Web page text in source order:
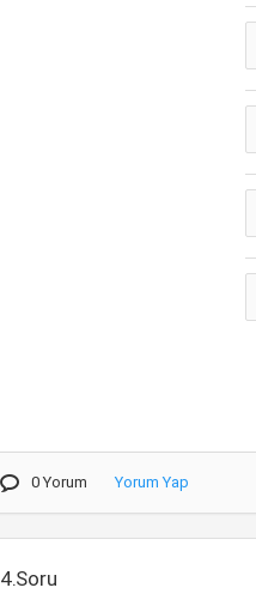
0 Yorum Yorum Yap
4.Soru